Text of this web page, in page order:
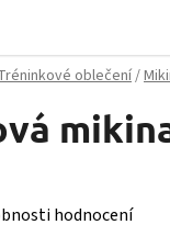
oblečení/
hodnocení